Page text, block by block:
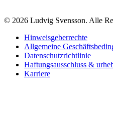
© 2026 Ludvig Svensson. Alle
Hinweisgeberrechte
Allgemeine
Datenschutzrichtlinie
Haftungsausschluss &
Karriere